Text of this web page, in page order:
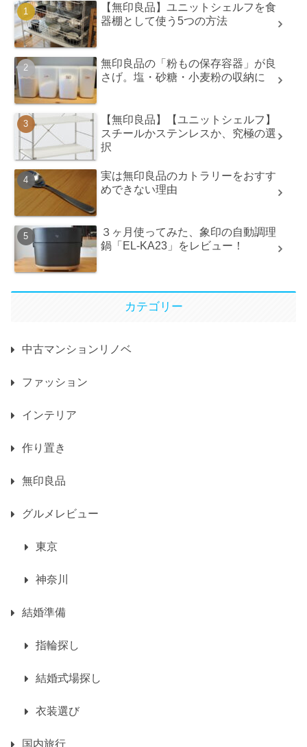
【無印良品】ユニットシェルフを食
器棚として使う5つの方法
無印良品の「粉もの保存容器」が良
さげ。塩・砂糖・小麦粉の収納に
【無印良品】【ユニットシェルフ】
スチールかステンレスか、究極の選
択
実は無印良品のカトラリーをおすす
めできない理由
３ヶ月使ってみた、象印の自動調理
鍋「EL-KA23」をレビュー！
カテゴリー
中古マンションリノベ
ファッション
インテリア
作り置き
無印良品
グルメレビュー
東京
神奈川
結婚準備
指輪探し
結婚式場探し
衣装選び
国内旅行